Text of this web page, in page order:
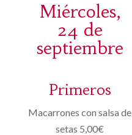
Miércoles,
24 de
septiembre
Primeros
Macarrones con salsa de
setas 5,00€